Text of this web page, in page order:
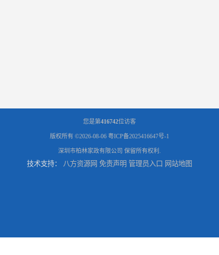
您是第416742位访客
版权所有 ©2026-08-06 粤ICP备2025416647号-1
深圳市柏林家政有限公司 保留所有权利.
技术支持： 八方资源网 免责声明 管理员入口 网站地图